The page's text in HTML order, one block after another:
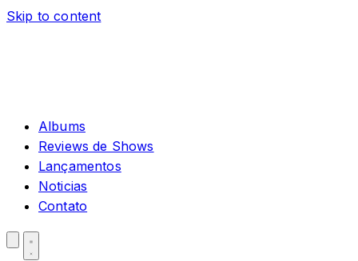
Skip to content
Albums
Reviews de Shows
Lançamentos
Noticias
Contato